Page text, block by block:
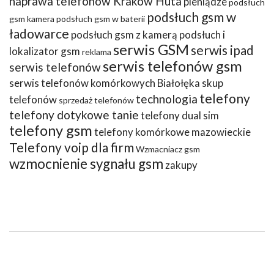
podsłuch
gsm kamera podsłuch gsm w baterii podsłuch gsm w
ładowarce podsłuch gsm z kamerą podsłuch i
lokalizator gsm reklama serwis GSM serwis ipad
serwis telefonówserwis telefonów gsm
serwis telefonów komórkowych Białołęka skup
telefonów sprzedaż telefonów technologia telefony
telefony dotykowe tanietelefony dual sim
telefony gsmtelefony komórkowe mazowieckie
Telefony voip dla firm Wzmacniacz gsm
wzmocnienie sygnału gsm zakupy